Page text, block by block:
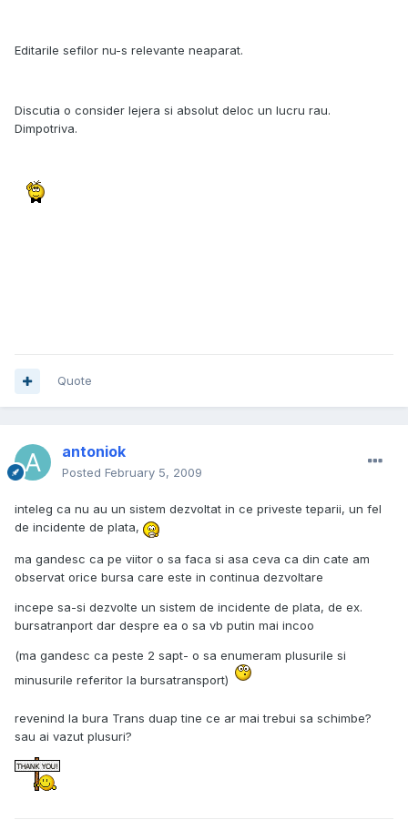
Editarile sefilor nu-s relevante neaparat.
Discutia o consider lejera si absolut deloc un lucru rau.
Dimpotriva.
Quote
antoniok
Posted February 5, 2009
inteleg ca nu au un sistem dezvoltat in ce priveste teparii, un fel
de incidente de plata,
ma gandesc ca pe viitor o sa faca si asa ceva ca din cate am
observat orice bursa care este in continua dezvoltare
incepe sa-si dezvolte un sistem de incidente de plata, de ex.
bursatranport dar despre ea o sa vb putin mai incoo
(ma gandesc ca peste 2 sapt- o sa enumeram plusurile si
minusurile referitor la bursatransport)
revenind la bura Trans duap tine ce ar mai trebui sa schimbe?
sau ai vazut plusuri?